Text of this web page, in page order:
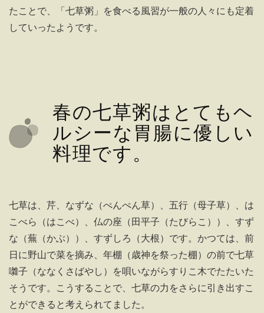
たことで、「七草粥」を食べる風習が一般の人々にも定着
していったようです。
春の七草粥はとてもヘ
ルシーな胃腸に優しい
料理です。
七草は、芹、なずな（ぺんぺん草）、五行（母子草）、は
こべら（はこべ）、仏の座（田平子（たびらこ））、すず
な（蕪（かぶ））、すずしろ（大根）です。かつては、前
日に野山で菜を摘み、年棚（歳神を祭った棚）の前で七草
囃子（ななくさばやし）を唄いながらすりこ木でたたいた
そうです。こうすることで、七草の力をさらに引き出すこ
とができると考えられてました。